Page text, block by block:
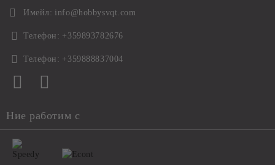
Имейл: info@hobbysvqt.com
Телефон: +359893782676
Телефон: +359888837004
Ние работим с